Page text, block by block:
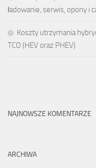
ładowanie, serwis, opony i
Koszty utrzymania
TCO (HEV oraz PHEV)
NAJNOWSZE KOMENTARZE
ARCHIWA